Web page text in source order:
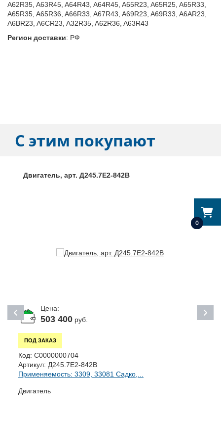
0
A62R35, A63R45, A64R43, A64R45, A65R23, A65R25, A65R33,
A65R35, A65R36, A66R33, A67R43, A69R23, A69R33, A6AR23,
A6BR23, A6CR23, A32R35, A62R36, A63R43
Регион доставки: РФ
С этим покупают
Двигатель, арт. Д245.7Е2-842В
Цена:
503 400руб.
ПОД ЗАКАЗ
Код: С0000000704
Артикул: Д245.7Е2-842В
Применяемость: 3309, 33081 Садко,...
Двигатель